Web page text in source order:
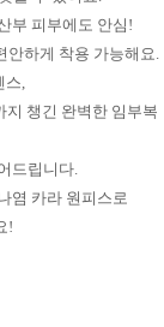
부 피부에도 안심!
안하게 착용 가능해요.
스,
지 챙긴 완벽한 임부복
드립니다.
염 카라 원피스로
!